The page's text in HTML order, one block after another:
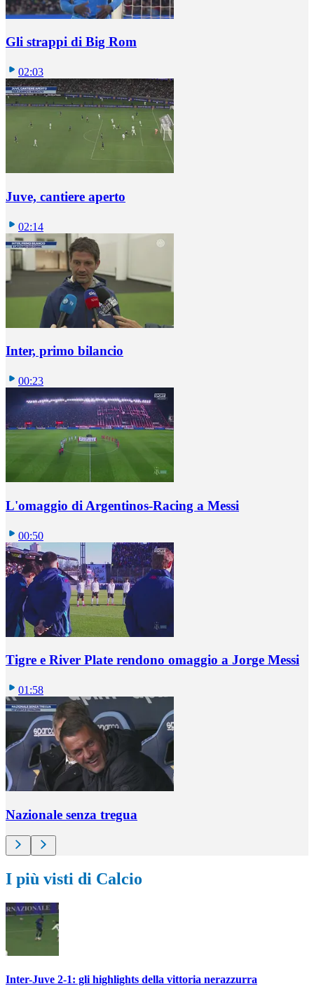
Gli strappi di Big Rom
02:03
Juve, cantiere aperto
02:14
Inter, primo bilancio
00:23
L'omaggio di Argentinos-Racing a Messi
00:50
Tigre e River Plate rendono omaggio a Jorge Messi
01:58
Nazionale senza tregua
I più visti di Calcio
Inter-Juve 2-1: gli highlights della vittoria nerazzurra